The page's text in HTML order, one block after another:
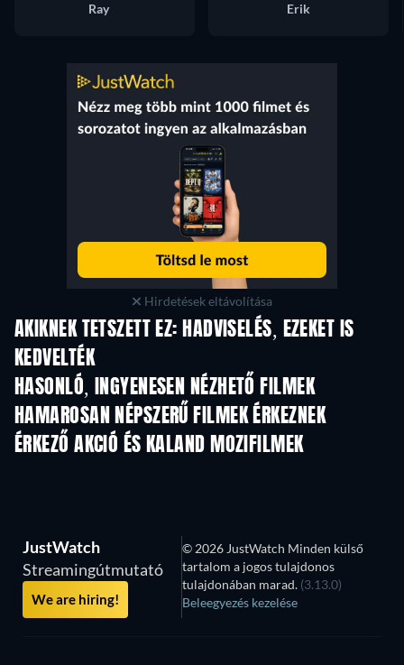
Ray
Erik
Hirdetések eltávolítása
AKIKNEK TETSZETT EZ: HADVISELÉS, EZEKET IS
KEDVELTÉK
HASONLÓ, INGYENESEN NÉZHETŐ FILMEK
HAMAROSAN NÉPSZERŰ FILMEK ÉRKEZNEK
ÉRKEZŐ AKCIÓ ÉS KALAND MOZIFILMEK
JustWatch
Streamingútmutató
We are hiring!
© 2026 JustWatch Minden külső
tartalom a jogos tulajdonos
tulajdonában marad. (3.13.0)
Beleegyezés kezelése